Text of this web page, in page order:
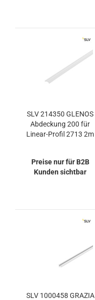
SLV 214350 GLENOS
Abdeckung 200 für
Linear-Profil 2713 2m
Preise nur für B2B
Kunden sichtbar
SLV 1000458 GRAZIA